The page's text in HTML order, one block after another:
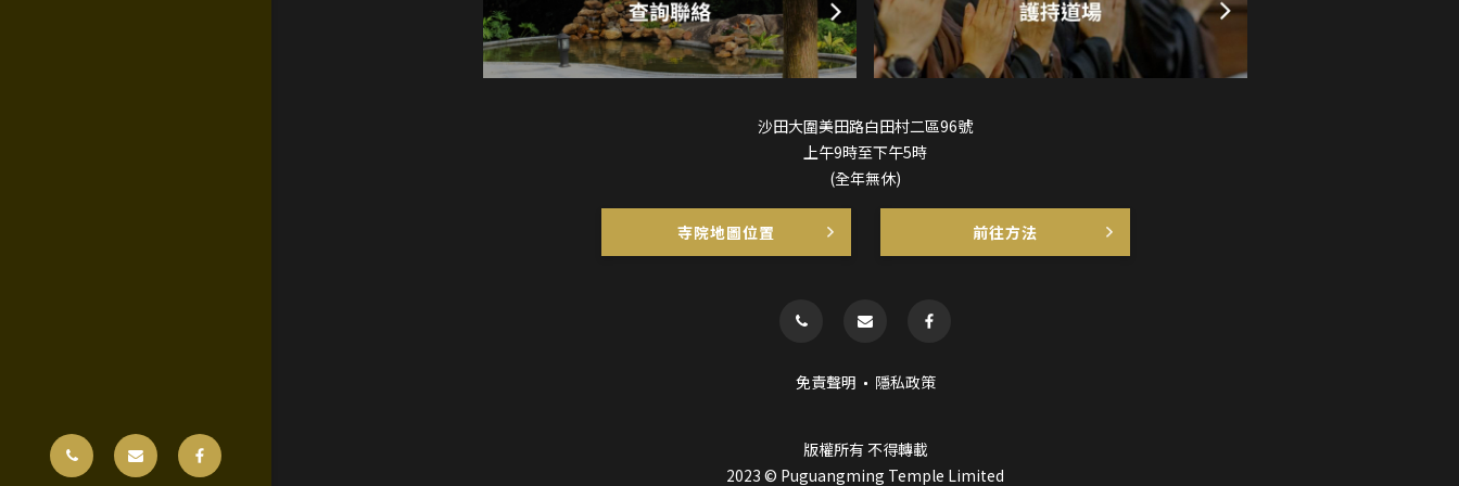
沙田大圍美田路白田村二區96號
上午9時至下午5時
(全年無休)
寺院地圖位置 前往方法
免責聲明 隱私政策
版權所有 不得轉載
2023 © Puguangming Temple Limited